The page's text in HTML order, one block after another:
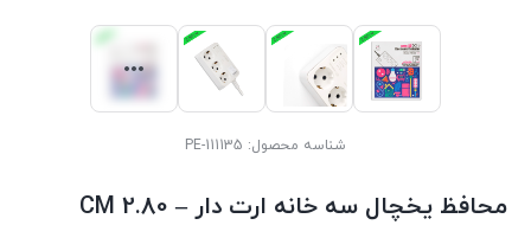
شناسه محصول: PE-111135
محافظ یخچال سه خانه ارت دار – 2.80 CM